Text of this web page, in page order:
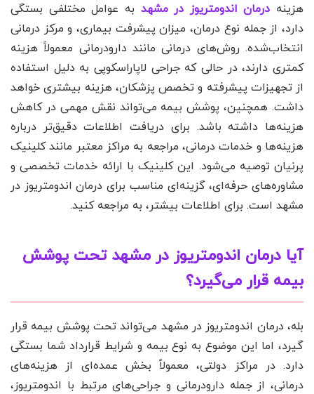
هزینه درمان اندومتریوز در مشهد به عوامل مختلفی بستگی
دارد، از جمله نوع درمان، میزان پیشرفت بیماری، و مرکز درمانی
انتخاب‌شده. روش‌های درمانی مانند دارودرمانی معمولاً هزینه
کمتری دارند، در حالی که جراحی لاپاراسکوپی به دلیل استفاده
از تجهیزات پیشرفته و تخصص پزشکان، هزینه بیشتری خواهد
داشت. همچنین، پوشش بیمه می‌تواند نقش مهمی در کاهش
هزینه‌ها داشته باشد. برای دریافت اطلاعات دقیق‌تر درباره
هزینه‌ها و خدمات درمانی، مراجعه به مراکز معتبر مانند کلینیک
پرنیان توصیه می‌شود. این کلینیک با ارائه خدمات تخصصی و
مشاوره‌های حرفه‌ای، گزینه‌ای مناسب برای درمان اندومتریوز در
مشهد است. برای اطلاعات بیشتر، به مراجعه کنید.
آیا درمان اندومتریوز در مشهد تحت پوشش
بیمه قرار می‌گیرد؟
بله، درمان اندومتریوز در مشهد می‌تواند تحت پوشش بیمه قرار
گیرد، اما این موضوع به نوع بیمه و شرایط قرارداد شما بستگی
دارد. در مراکز دولتی، معمولاً بخش عمده‌ای از هزینه‌های
درمانی، از جمله دارودرمانی و جراحی‌های مرتبط با اندومتریوز،